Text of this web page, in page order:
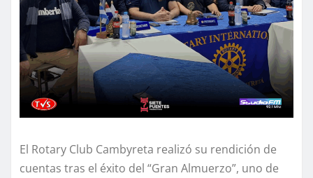
El Rotary Club Cambyreta realizó su rendición de
cuentas tras el éxito del “Gran Almuerzo”, uno de